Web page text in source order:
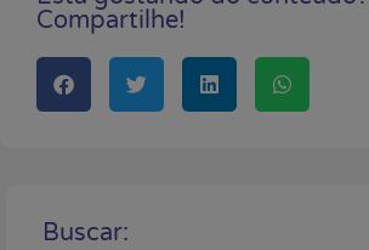
Compartilhe!
Buscar: